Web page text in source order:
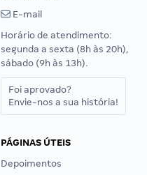
E-mail
Horário de atendimento:
segunda a sexta (8h às 20h),
sábado (9h às 13h).
Foi aprovado?
Envie-nos a sua história!
PÁGINAS ÚTEIS
Depoimentos